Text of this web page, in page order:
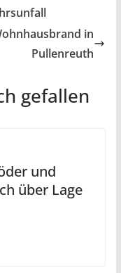
in
Pullenreuth
gefallen
und
über Lage